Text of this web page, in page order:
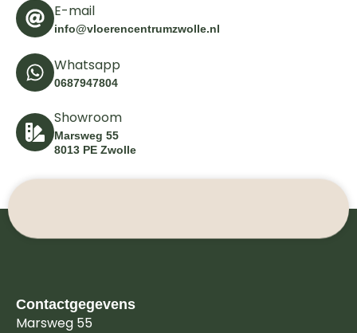
E-mail
info@vloerencentrumzwolle.nl
Whatsapp
0687947804
Showroom
Marsweg 55
8013 PE Zwolle
Contactgegevens
Marsweg 55